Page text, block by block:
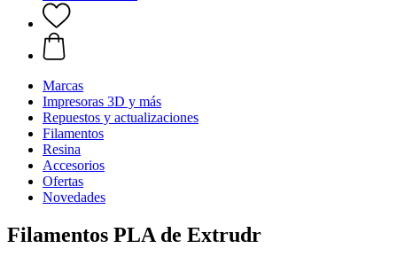
Marcas
Impresoras 3D y más
Repuestos y actualizaciones
Filamentos
Resina
Accesorios
Ofertas
Novedades
Filamentos PLA de Extrudr